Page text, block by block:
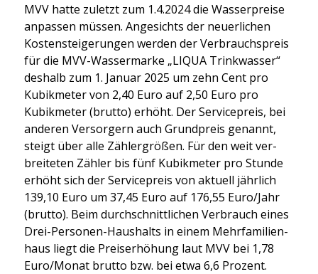
MVV hat­te zuletzt zum 1.4.2024 die Was­ser­prei­se
anpas­sen müs­sen. Ange­sichts der neu­er­li­chen
Kos­ten­stei­ge­run­gen wer­den der Ver­brauchs­preis
für die MVV-Was­ser­mar­ke „LIQUA Trink­was­ser“
des­halb zum 1. Janu­ar 2025 um zehn Cent pro
Kubik­me­ter von 2,40 Euro auf 2,50 Euro pro
Kubik­me­ter (brut­to) erhöht. Der Ser­vice­preis, bei
ande­ren Ver­sor­gern auch Grund­preis genannt,
steigt über alle Zäh­ler­grö­ßen. Für den weit ver­
brei­te­ten Zäh­ler bis fünf Kubik­me­ter pro Stun­de
erhöht sich der Ser­vice­preis von aktu­ell jähr­lich
139,10 Euro um 37,45 Euro auf 176,55 Euro/Jahr
(brut­to). Beim durch­schnitt­li­chen Ver­brauch eines
Drei-Per­so­nen-Haus­halts in einem Mehr­fa­mi­li­en­
haus liegt die Preis­er­hö­hung laut MVV bei 1,78
Euro/Monat brut­to bzw. bei etwa 6,6 Pro­zent.